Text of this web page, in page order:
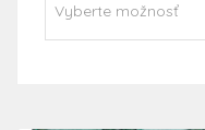
Vyberte možnosť